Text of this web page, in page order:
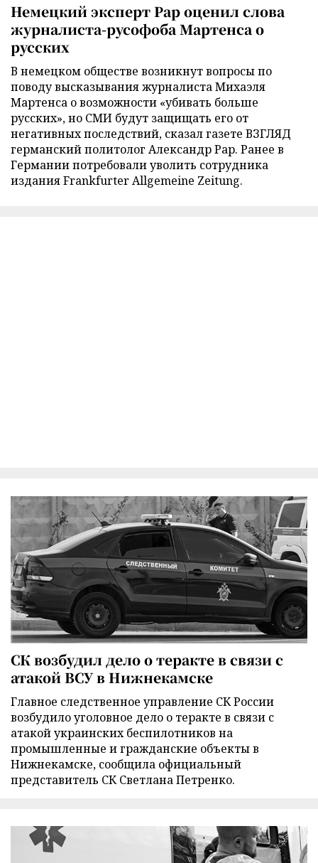
Немецкий эксперт Рар оценил слова
журналиста-русофоба Мартенса о
русских
В немецком обществе возникнут вопросы по
поводу высказывания журналиста Михаэля
Мартенса о возможности «убивать больше
русских», но СМИ будут защищать его от
негативных последствий, сказал газете ВЗГЛЯД
германский политолог Александр Рар. Ранее в
Германии потребовали уволить сотрудника
издания Frankfurter Allgemeine Zeitung.
СК возбудил дело о теракте в связи с
атакой ВСУ в Нижнекамске
Главное следственное управление СК России
возбудило уголовное дело о теракте в связи с
атакой украинских беспилотников на
промышленные и гражданские объекты в
Нижнекамске, сообщила официальный
представитель СК Светлана Петренко.